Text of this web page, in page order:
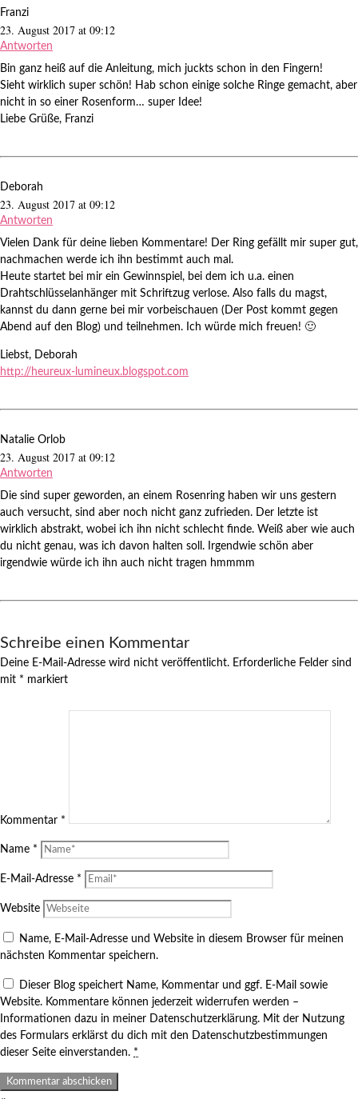
Franzi
23. August 2017 at 09:12
Antworten
Bin ganz heiß auf die Anleitung, mich juckts schon in den Fingern!
Sieht wirklich super schön! Hab schon einige solche Ringe gemacht, aber
nicht in so einer Rosenform… super Idee!
Liebe Grüße, Franzi
Deborah
23. August 2017 at 09:12
Antworten
Vielen Dank für deine lieben Kommentare! Der Ring gefällt mir super gut,
nachmachen werde ich ihn bestimmt auch mal.
Heute startet bei mir ein Gewinnspiel, bei dem ich u.a. einen
Drahtschlüsselanhänger mit Schriftzug verlose. Also falls du magst,
kannst du dann gerne bei mir vorbeischauen (Der Post kommt gegen
Abend auf den Blog) und teilnehmen. Ich würde mich freuen! 🙂
Liebst, Deborah
http://heureux-lumineux.blogspot.com
Natalie Orlob
23. August 2017 at 09:12
Antworten
Die sind super geworden, an einem Rosenring haben wir uns gestern
auch versucht, sind aber noch nicht ganz zufrieden. Der letzte ist
wirklich abstrakt, wobei ich ihn nicht schlecht finde. Weiß aber wie auch
du nicht genau, was ich davon halten soll. Irgendwie schön aber
irgendwie würde ich ihn auch nicht tragen hmmmm
Schreibe einen Kommentar
Deine E-Mail-Adresse wird nicht veröffentlicht. Erforderliche Felder sind
mit * markiert
Kommentar *
Name *
E-Mail-Adresse *
Website
Name, E-Mail-Adresse und Website in diesem Browser für meinen
nächsten Kommentar speichern.
Dieser Blog speichert Name, Kommentar und ggf. E-Mail sowie
Website. Kommentare können jederzeit widerrufen werden –
Informationen dazu in meiner Datenschutzerklärung. Mit der Nutzung
des Formulars erklärst du dich mit den Datenschutzbestimmungen
dieser Seite einverstanden. *